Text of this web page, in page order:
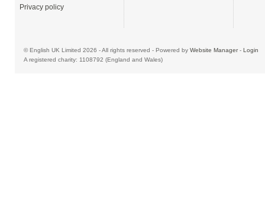
Privacy policy
© English UK Limited 2026 - All rights reserved - Powered by Website Manager- Login
A registered charity: 1108792 (England and Wales)